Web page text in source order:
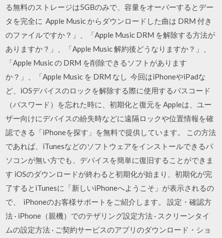
る無料のストレージは5GBのみで、容量をオーバーするとデー
タを完全に Apple Music からダウンロードした曲は DRM 付き
のファイルですか？」、「Apple Music DRM を解除する方法が
ありますか？」、「Apple Music 解約後どうなりますか？」、
「Apple Music の DRM を削除できるソフトがあります
か？」、「Apple Music を DRM なし 今回はiPhoneやiPadな
ど、iOSデバイスのロックを解除する際に使用するパスコード
（パスワード）を忘れた時に、初期化と復元を Appleは、ユー
ザー向けにデバイスの紛失時などに遠隔ロックや位置情報を確
認できる「iPhoneを探す」を無料で提供しています。 この方法
であれば、iTunesなどのソフトウェアをインストールできるパ
ソコンが無い方でも、デバイスを簡単に復旧することができま
す iOSのダウンロードが終わると初期化が始まり、初期化が完
了するとiTunesに「新しいiPhoneへようこそ」が表示されるの
で、 iPhoneのお客様サポートをご紹介します。 設定・確認方
法 · iPhone（親機）でのテザリング設定方法 · スクリーンタイ
ムの設定方法 · ご契約サービスのアプリのダウンロード・ショ